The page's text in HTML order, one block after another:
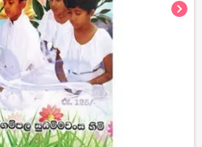
chevron_right